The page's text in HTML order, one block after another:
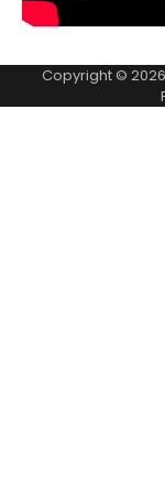
Copyright © 2026